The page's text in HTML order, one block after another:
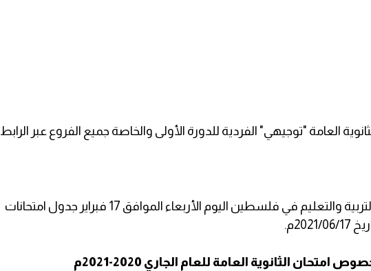
العامة "توجيهي" الفردية للدورة الأولى والخاصة جميع الفروع عبر الرابط
وفي وقت سابق، نشرت وزارة التربية والتعليم في فلسطين اليوم الأربعاء الموافق 17 فبراير جدول امتحانات
الثانوية العامة للعام الجاري 2020-2021م